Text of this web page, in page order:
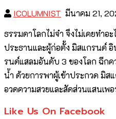
ICOLUMNIST มีนาคม 21,
ธรรมดาโลกไม่จำ จึงไม่เคยทำ
ประธานและผู้ก่อตั้ง มิสแกรนด์ อิ
รนด์แสลมอันดับ 3 ของโลก ฉีกค
น้ำ ด้วยการพาผู้เข้าประกวด มิ
อวดความสวยและสัดส่วนแสนเพ
Like Us On Facebook